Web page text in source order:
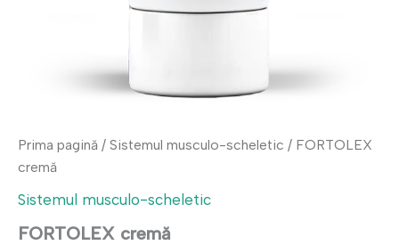
Prima pagină / Sistemul musculo-scheletic / FORTOLEX
cremă
Sistemul musculo-scheletic
FORTOLEX cremă